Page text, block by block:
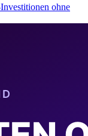
ohne